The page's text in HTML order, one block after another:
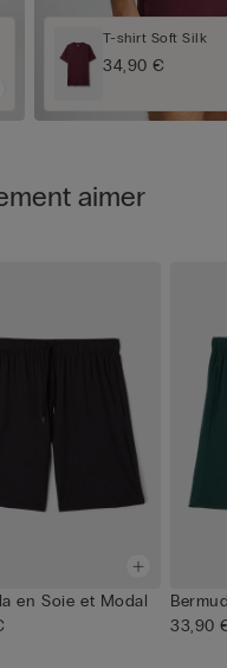
T-shirt Soft Silk
34,90 €
aimer
en Soie et Modal
33,90